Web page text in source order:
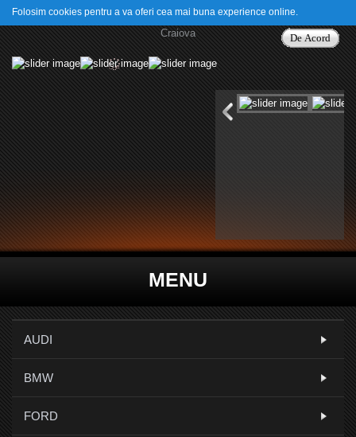
MENU
AUDI
BMW
FORD
Folosim cookies pentru a va oferi cea mai buna experience online.
De Acord